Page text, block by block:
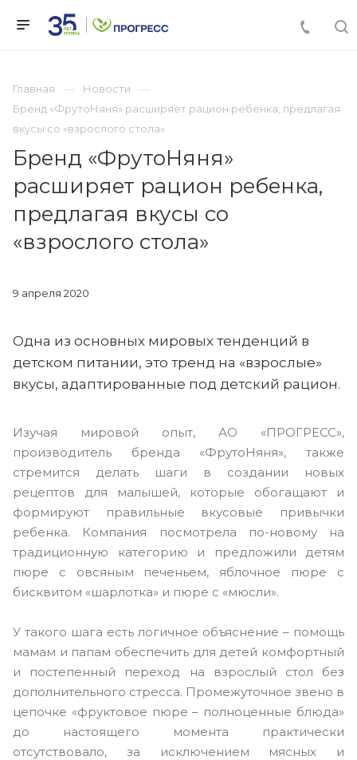
Главная
Новости
Бренд «ФрутоНяня» расширяет рацион ребенка, предлагая
вкусы со «взрослого стола»
Бренд «ФрутоНяня»
расширяет рацион ребенка,
предлагая вкусы со
«взрослого стола»
9 апреля 2020
Одна из основных мировых тенденций в
детском питании, это тренд на «взрослые»
вкусы, адаптированные под детский рацион.
Изучая мировой опыт, АО «ПРОГРЕСС»,
производитель бренда «ФрутоНяня», также
стремится делать шаги в создании новых
рецептов для малышей, которые обогащают и
формируют правильные вкусовые привычки
ребенка. Компания посмотрела по-новому на
традиционную категорию и предложили детям
пюре с овсяным печеньем, яблочное пюре с
бисквитом «шарлотка» и пюре с «мюсли».
У такого шага есть логичное объяснение – помощь
мамам и папам обеспечить для детей комфортный
и постепенный переход на взрослый стол без
дополнительного стресса. Промежуточное звено в
цепочке «фруктовое пюре – полноценные блюда»
до настоящего момента практически
отсутствовало, за исключением мясных и